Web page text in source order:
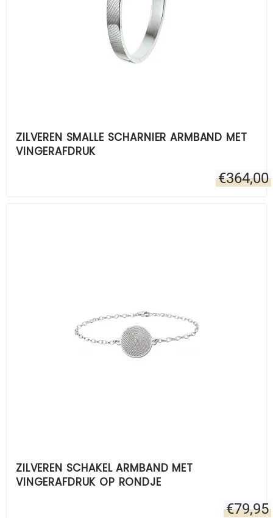
ZILVEREN SMALLE SCHARNIER ARMBAND MET
VINGERAFDRUK
€364,00
ZILVEREN SCHAKEL ARMBAND MET
VINGERAFDRUK OP RONDJE
€79,95